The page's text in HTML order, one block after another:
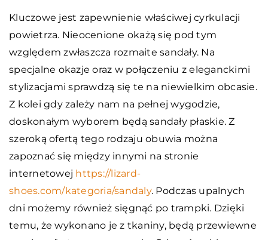
Kluczowe jest zapewnienie właściwej cyrkulacji
powietrza. Nieocenione okażą się pod tym
względem zwłaszcza rozmaite sandały. Na
specjalne okazje oraz w połączeniu z eleganckimi
stylizacjami sprawdzą się te na niewielkim obcasie.
Z kolei gdy zależy nam na pełnej wygodzie,
doskonałym wyborem będą sandały płaskie. Z
szeroką ofertą tego rodzaju obuwia można
zapoznać się między innymi na stronie
internetowej https://lizard-
shoes.com/kategoria/sandaly. Podczas upalnych
dni możemy również sięgnąć po trampki. Dzięki
temu, że wykonano je z tkaniny, będą przewiewne